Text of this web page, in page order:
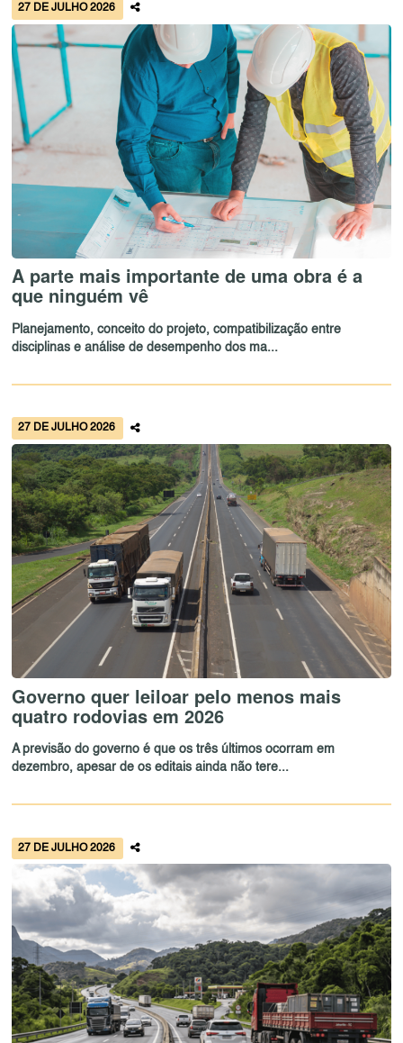
27 DE JULHO 2026
A parte mais importante de uma obra é a
que ninguém vê
Planejamento, conceito do projeto, compatibilização entre
disciplinas e análise de desempenho dos ma...
27 DE JULHO 2026
Governo quer leiloar pelo menos mais
quatro rodovias em 2026
A previsão do governo é que os três últimos ocorram em
dezembro, apesar de os editais ainda não tere...
27 DE JULHO 2026